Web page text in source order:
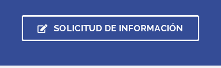
SOLICITUD DE INFORMACIÓN